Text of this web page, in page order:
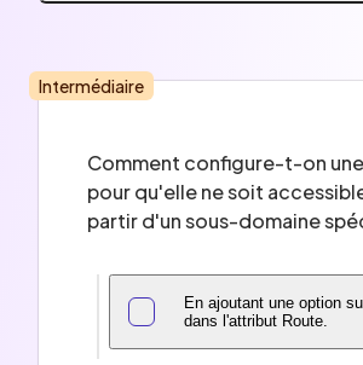
Intermédiaire
Comment configure-t-on
pour qu'elle ne soit
partir d'un sous-domaine
En ajoutant une option
dans l'attribut Route.